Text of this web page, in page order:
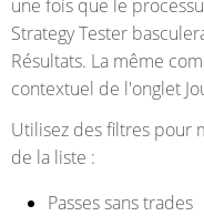
une fois que le
Strategy Tester
Résultats. La même
contextuel de l'onglet
Utilisez des filtres pour
de la liste :
Passes sans trades